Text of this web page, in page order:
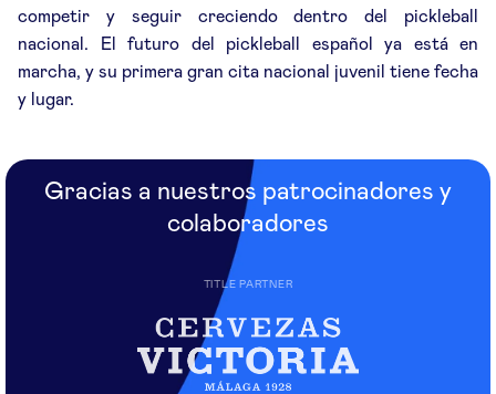
competir y seguir creciendo dentro del pickleball
nacional. El futuro del pickleball español ya está en
marcha, y su primera gran cita nacional juvenil tiene fecha
y lugar.
Gracias a nuestros patrocinadores y
colaboradores
TITLE PARTNER